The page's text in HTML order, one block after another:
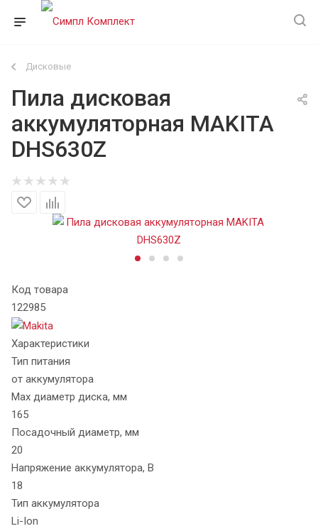
Дисковые
Пила дисковая
аккумуляторная MAKITA
DHS630Z
Код товара
122985
Характеристики
Тип питания
от аккумулятора
Max диаметр диска, мм
165
Посадочный диаметр, мм
20
Напряжение аккумулятора, В
18
Тип аккумулятора
Li-Ion